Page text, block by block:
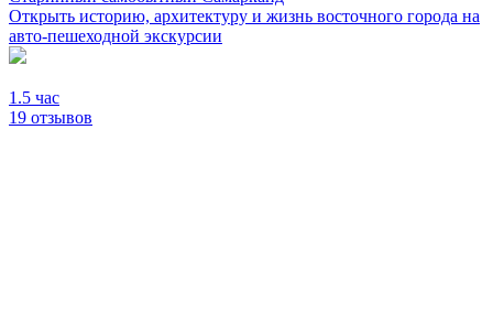
Открыть историю, архитектуру и жизнь восточного города на
авто-пешеходной экскурсии
1.5 час
19 отзывов